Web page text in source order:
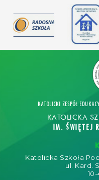
KATOLICKI ZESPÓŁ
KATOLICKA
IM. ŚWIĘTEJ
Katolicka Szkoła
ul. Kard.